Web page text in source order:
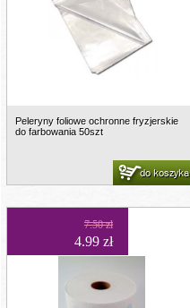
Peleryny foliowe ochronne fryzjerskie
do farbowania 50szt
do koszyka
7.50 zł
4.99 zł